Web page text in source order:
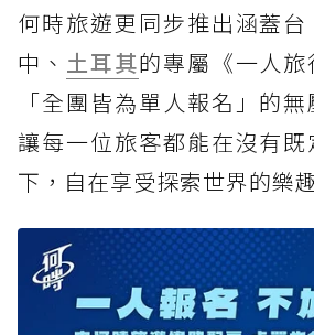
何時旅遊更同步推出涵蓋台
中、 土耳其的專屬《一人
「全團皆為單人報名」的
讓每一位旅客都能在沒有
下，自在享受探索世界的樂